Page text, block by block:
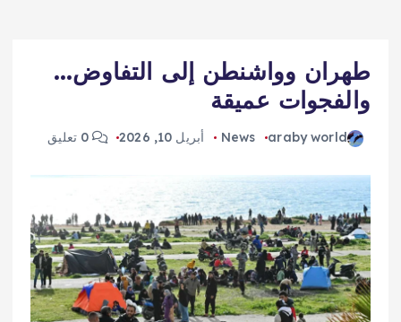
طهران وواشنطن إلى التفاوض…
والفجوات عميقة
araby world
News أبريل 10, 2026 0 تعليق